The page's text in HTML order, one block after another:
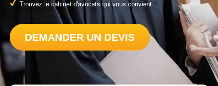
Trouvez le cabinet d'avocats qui vous convient
DEMANDER UN DEVIS